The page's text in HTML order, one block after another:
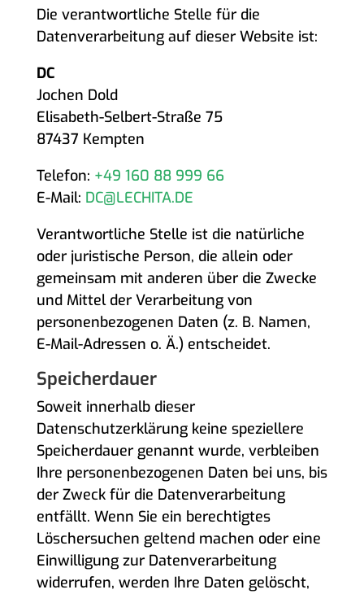
Die verantwortliche Stelle für die
Datenverarbeitung auf dieser Website ist:
DC
Jochen Dold
Elisabeth-Selbert-Straße 75
87437 Kempten
Telefon: +49 160 88 999 66
E-Mail: DC@LECHITA.DE
Verantwortliche Stelle ist die natürliche
oder juristische Person, die allein oder
gemeinsam mit anderen über die Zwecke
und Mittel der Verarbeitung von
personenbezogenen Daten (z. B. Namen,
E-Mail-Adressen o. Ä.) entscheidet.
Speicherdauer
Soweit innerhalb dieser
Datenschutzerklärung keine speziellere
Speicherdauer genannt wurde, verbleiben
Ihre personenbezogenen Daten bei uns, bis
der Zweck für die Datenverarbeitung
entfällt. Wenn Sie ein berechtigtes
Löschersuchen geltend machen oder eine
Einwilligung zur Datenverarbeitung
widerrufen, werden Ihre Daten gelöscht,